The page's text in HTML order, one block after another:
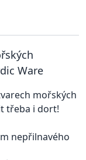
Ware
mořských
třeba i dort!
nepřilnavého